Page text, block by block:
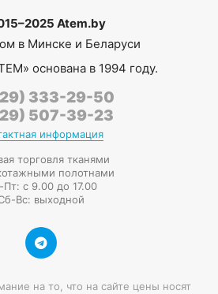
Atem.by
в Минске и Беларуси
основана в 1994 году.
333-29-50
507-39-23
информация
торговля тканями
полотнами
Пт: с 9.00 до 17.00
Вс: выходной
на то, что на сайте цены носят